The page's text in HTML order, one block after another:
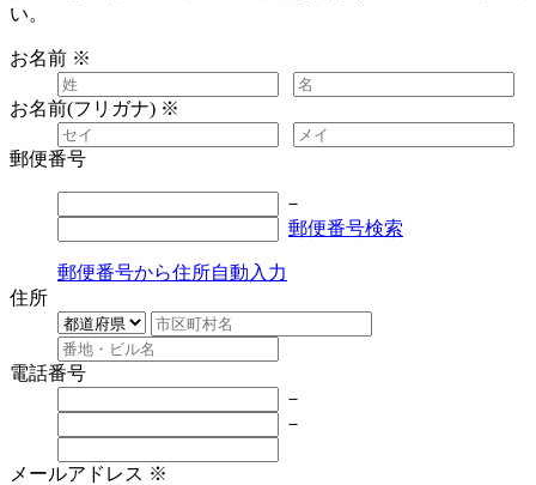
い。
お名前 ※
お名前(フリガナ) ※
郵便番号
－
郵便番号検索
郵便番号から住所自動入力
住所
電話番号
－
－
メールアドレス ※